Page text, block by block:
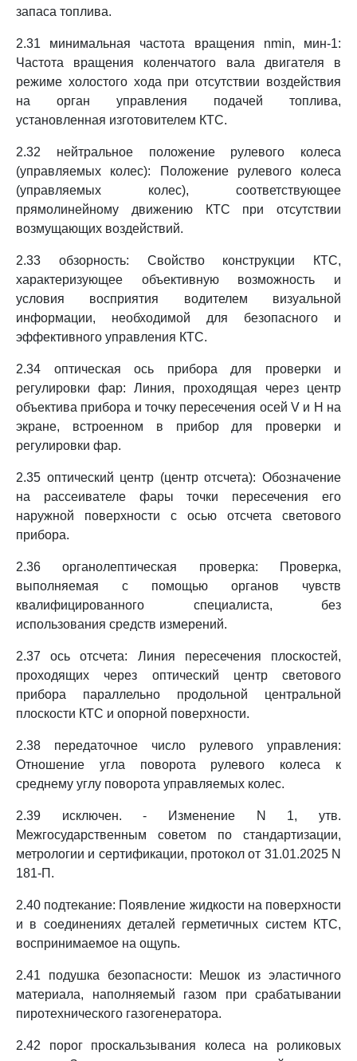
запаса топлива.
2.31 минимальная частота вращения nmin, мин-1:
Частота вращения коленчатого вала двигателя в
режиме холостого хода при отсутствии воздействия
на орган управления подачей топлива,
установленная изготовителем КТС.
2.32 нейтральное положение рулевого колеса
(управляемых колес): Положение рулевого колеса
(управляемых колес), соответствующее
прямолинейному движению КТС при отсутствии
возмущающих воздействий.
2.33 обзорность: Свойство конструкции КТС,
характеризующее объективную возможность и
условия восприятия водителем визуальной
информации, необходимой для безопасного и
эффективного управления КТС.
2.34 оптическая ось прибора для проверки и
регулировки фар: Линия, проходящая через центр
объектива прибора и точку пересечения осей V и H на
экране, встроенном в прибор для проверки и
регулировки фар.
2.35 оптический центр (центр отсчета): Обозначение
на рассеивателе фары точки пересечения его
наружной поверхности с осью отсчета светового
прибора.
2.36 органолептическая проверка: Проверка,
выполняемая с помощью органов чувств
квалифицированного специалиста, без
использования средств измерений.
2.37 ось отсчета: Линия пересечения плоскостей,
проходящих через оптический центр светового
прибора параллельно продольной центральной
плоскости КТС и опорной поверхности.
2.38 передаточное число рулевого управления:
Отношение угла поворота рулевого колеса к
среднему углу поворота управляемых колес.
2.39 исключен. - Изменение N 1, утв.
Межгосударственным советом по стандартизации,
метрологии и сертификации, протокол от 31.01.2025 N
181-П.
2.40 подтекание: Появление жидкости на поверхности
и в соединениях деталей герметичных систем КТС,
воспринимаемое на ощупь.
2.41 подушка безопасности: Мешок из эластичного
материала, наполняемый газом при срабатывании
пиротехнического газогенератора.
2.42 порог проскальзывания колеса на роликовых